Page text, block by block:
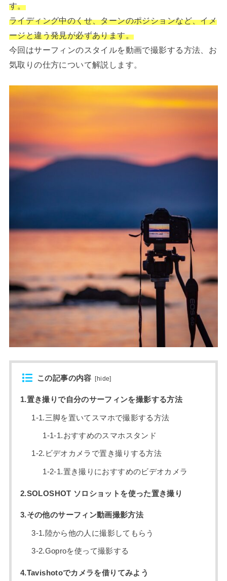
す。
ライディング中のくせ、ターンのポジションなど、イメ
ージと違う発見が必ずあります。
今回はサーフィンのスタイルを動画で撮影する方法、お
気取りの仕方について解説します。
この記事の内容 [hide]
1.置き撮りで自分のサーフィンを撮影する方法
1-1.三脚を置いてスマホで撮影する方法
1-1-1.おすすめのスマホスタンド
1-2.ビデオカメラで置き撮りする方法
1-2-1.置き撮りにおすすめのビデオカメラ
2.SOLOSHOT ソロショットを使った置き撮り
3.その他のサーフィン動画撮影方法
3-1.陸から他の人に撮影してもらう
3-2.Goproを使って撮影する
4.Tavishotoでカメラを借りてみよう